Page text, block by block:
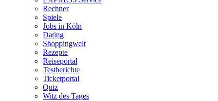
Rechner
Spiele
Jobs in Köln
Dating
Shoppingwelt
Rezepte
Reiseportal
Testberichte
Ticketportal
Quiz
Witz des Tages